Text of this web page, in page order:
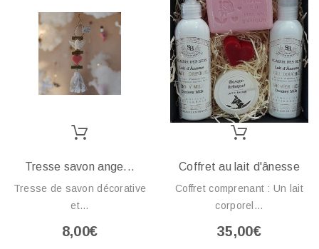
Tresse savon ange...
Tresse de savon décorative
et...
8,00€
Coffret au lait d'ânesse
Coffret comprenant : Un lait
corporel...
35,00€